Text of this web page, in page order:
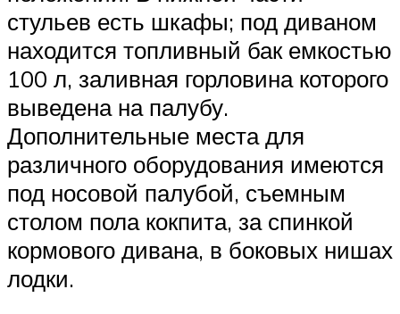
стульев есть шкафы; под диваном
находится топливный бак емкостью
100 л, заливная горловина которого
выведена на палубу.
Дополнительные места для
различного оборудования имеются
под носовой палубой, съемным
столом пола кокпита, за спинкой
кормового дивана, в боковых нишах
лодки.